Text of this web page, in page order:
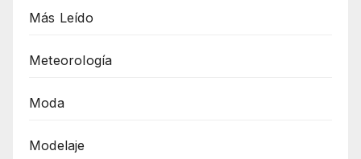
Más Leído
Meteorología
Moda
Modelaje